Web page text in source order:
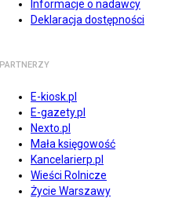
Informacje o nadawcy
Deklaracja dostępności
PARTNERZY
E-kiosk.pl
E-gazety.pl
Nexto.pl
Mała księgowość
Kancelarierp.pl
Wieści Rolnicze
Życie Warszawy